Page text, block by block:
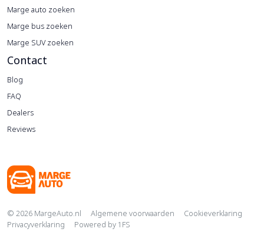
Marge auto zoeken
Marge bus zoeken
Marge SUV zoeken
Contact
Blog
FAQ
Dealers
Reviews
Copyright navigation
© 2026 MargeAuto.nl Algemene voorwaarden
Cookieverklaring
Privacyverklaring
Powered by 1FS